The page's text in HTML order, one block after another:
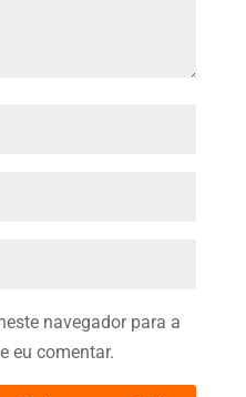
navegador para a
eu comentar.